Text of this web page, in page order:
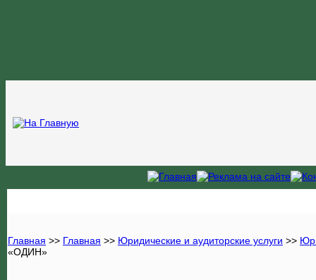
Главная >> Главная >> Юридические и аудиторские услуги >>
«ОДИН»